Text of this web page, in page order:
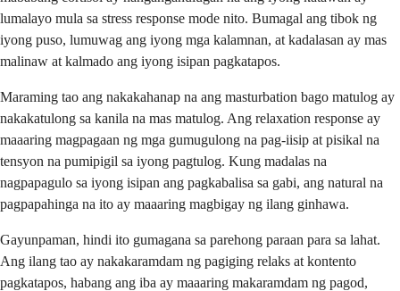
lumalayo mula sa stress response mode nito. Bumagal ang tibok ng
iyong puso, lumuwag ang iyong mga kalamnan, at kadalasan ay mas
malinaw at kalmado ang iyong isipan pagkatapos.
Maraming tao ang nakakahanap na ang masturbation bago matulog ay
nakakatulong sa kanila na mas matulog. Ang relaxation response ay
maaaring magpagaan ng mga gumugulong na pag-iisip at pisikal na
tensyon na pumipigil sa iyong pagtulog. Kung madalas na
nagpapagulo sa iyong isipan ang pagkabalisa sa gabi, ang natural na
pagpapahinga na ito ay maaaring magbigay ng ilang ginhawa.
Gayunpaman, hindi ito gumagana sa parehong paraan para sa lahat.
Ang ilang tao ay nakakaramdam ng pagiging relaks at kontento
pagkatapos, habang ang iba ay maaaring makaramdam ng pagod,